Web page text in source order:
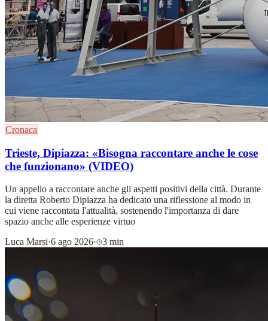
Cronaca
Trieste, Dipiazza: «Bisogna raccontare anche le cose
che funzionano» (VIDEO)
Un appello a raccontare anche gli aspetti positivi della città. Durante
la diretta Roberto Dipiazza ha dedicato una riflessione al modo in
cui viene raccontata l'attualità, sostenendo l'importanza di dare
spazio anche alle esperienze virtuo
Luca Marsi·6 ago 2026· 3 min